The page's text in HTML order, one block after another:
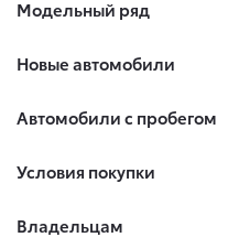
Модельный ряд
Новые автомобили
Автомобили с пробегом
Условия покупки
Владельцам